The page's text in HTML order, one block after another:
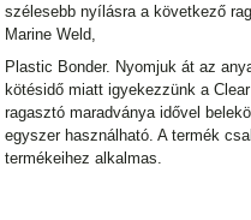
szélesebb nyílásra a következő
Marine Weld,
Plastic Bonder. Nyomjuk át az
kötésidő miatt igyekezzünk a
ragasztó maradványa idővel
egyszer használható. A termék
termékeihez alkalmas.